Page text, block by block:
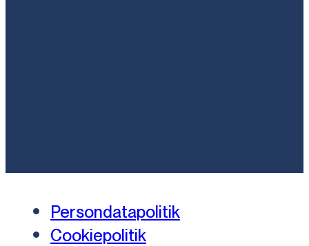
Persondatapolitik
Cookiepolitik